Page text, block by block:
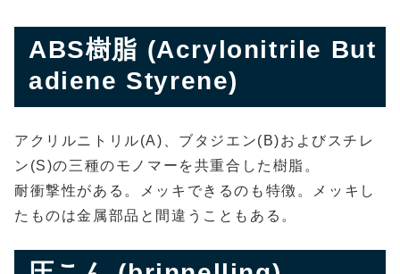
ABS樹脂 (Acrylonitrile But
adiene Styrene)
アクリルニトリル(A)、ブタジエン(B)およびスチレ
ン(S)の三種のモノマーを共重合した樹脂。
耐衝撃性がある。メッキできるのも特徴。メッキし
たものは金属部品と間違うこともある。